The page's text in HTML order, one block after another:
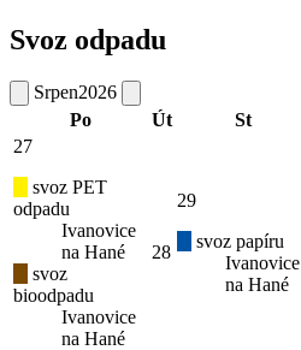
Svoz odpadu
Srpen2026
Po
Út St
27
svoz PET
odpadu
Ivanovice
na Hané
svoz
bioodpadu
Ivanovice
na Hané
28
29
svoz papíru
Ivanovice
na Hané